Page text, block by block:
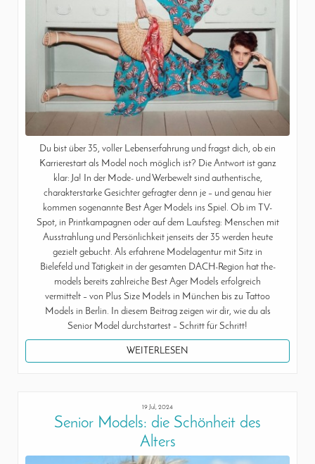
Du bist über 35, voller Lebenserfahrung und fragst dich, ob ein
Karrierestart als Model noch möglich ist? Die Antwort ist ganz
klar: Ja! In der Mode- und Werbewelt sind authentische,
charakterstarke Gesichter gefragter denn je – und genau hier
kommen sogenannte Best Ager Models ins Spiel. Ob im TV-
Spot, in Printkampagnen oder auf dem Laufsteg: Menschen mit
Ausstrahlung und Persönlichkeit jenseits der 35 werden heute
gezielt gebucht. Als erfahrene Modelagentur mit Sitz in
Bielefeld und Tätigkeit in der gesamten DACH-Region hat the-
models bereits zahlreiche Best Ager Models erfolgreich
vermittelt – von Plus Size Models in München bis zu Tattoo
Models in Berlin. In diesem Beitrag zeigen wir dir, wie du als
Senior Model durchstartest – Schritt für Schritt!
WEITERLESEN
19 Jul, 2024
Senior Models: die Schönheit des
Alters